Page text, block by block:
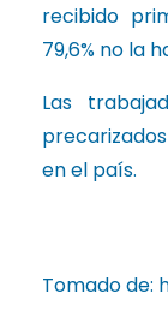
recibido
79,6% no la
Las
en el país.
Tomado de: